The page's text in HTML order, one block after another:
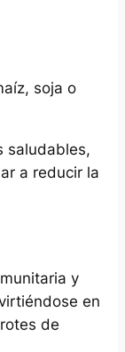
soja o
saludables,
a reducir la
y
en
de